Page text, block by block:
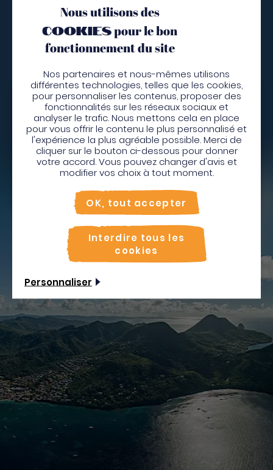
Vous décollez quand ?
des eaux immaculées et des 1001 trésors de l'île aux
fleurs. La Martinique n'attend que vous !
Je pars
Depuis
Rechercher
Nous utilisons des
cookiespour le bon
fonctionnement du site
Nos partenaires et nous-mêmes utilisons
différentes technologies, telles que les cookies,
pour personnaliser les contenus, proposer des
fonctionnalités sur les réseaux sociaux et
analyser le trafic. Nous mettons cela en place
pour vous offrir le contenu le plus personnalisé et
l'expérience la plus agréable possible. Merci de
cliquer sur le bouton ci-dessous pour donner
votre accord. Vous pouvez changer d'avis et
modifier vos choix à tout moment.
OK, tout accepter
Interdire tous les
cookies
Personnaliser
Bienvenue en Martinique
Pour profiter de votre séjour et trouver des
activités en quelques clics, activez le mode “sur
place”.
Utiliser le mode surplace